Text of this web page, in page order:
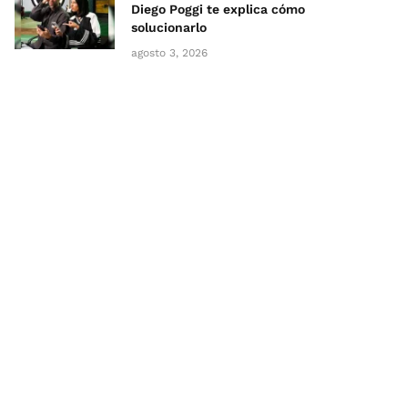
Diego Poggi te explica cómo
solucionarlo
agosto 3, 2026